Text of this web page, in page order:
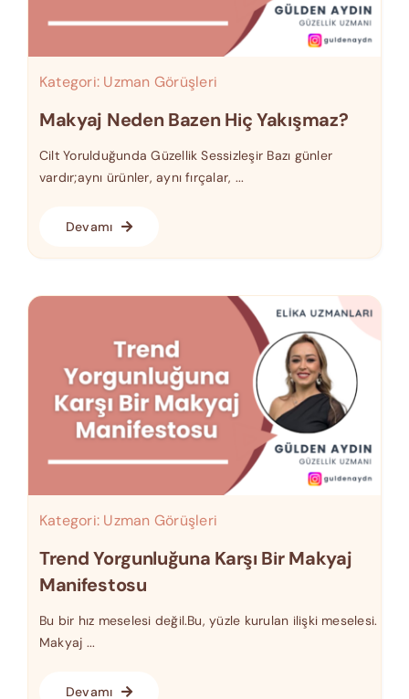
Kategori: Uzman Görüşleri
Makyaj Neden Bazen Hiç Yakışmaz?
Cilt Yorulduğunda Güzellik Sessizleşir Bazı günler
vardır;aynı ürünler, aynı fırçalar, ...
Devamı
Kategori: Uzman Görüşleri
Trend Yorgunluğuna Karşı Bir Makyaj
Manifestosu
Bu bir hız meselesi değil.Bu, yüzle kurulan ilişki meselesi.
Makyaj ...
Devamı